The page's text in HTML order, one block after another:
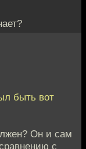
быть вот
Он и сам
с